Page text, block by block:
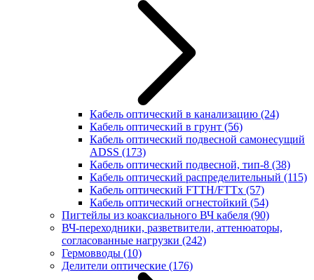
Кабель оптический в канализацию (24)
Кабель оптический в грунт (56)
Кабель оптический подвесной самонесущий
ADSS (173)
Кабель оптический подвесной, тип-8 (38)
Кабель оптический распределительный (115)
Кабель оптический FTTH/FTTx (57)
Кабель оптический огнестойкий (54)
Пигтейлы из коаксиального ВЧ кабеля (90)
ВЧ-переходники, разветвители, аттенюаторы,
согласованные нагрузки (242)
Гермовводы (10)
Делители оптические (176)